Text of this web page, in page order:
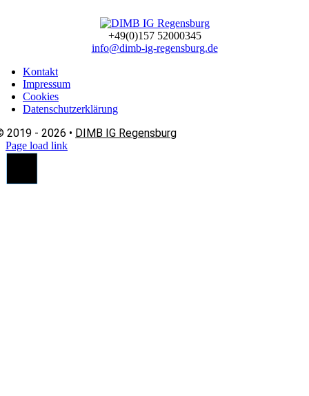
+49(0)157 52000345
info@dimb-ig-regensburg.de
Kontakt
Impressum
Cookies
Datenschutzerklärung
2019 - 2026 • DIMB IG Regensburg
Page load link
Nach